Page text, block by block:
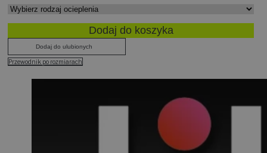
Dodaj do koszyka
Dodaj do ulubionych
Przewodnik po rozmiarach